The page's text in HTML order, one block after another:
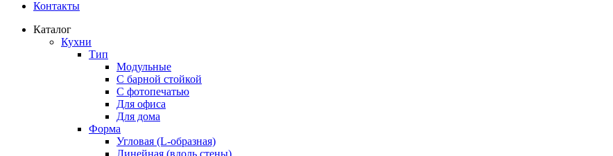
Контакты
Каталог
Кухни
Тип
Модульные
С барной стойкой
С фотопечатью
Для офиса
Для дома
Форма
Угловая (L-образная)
Линейная (вдоль стены)